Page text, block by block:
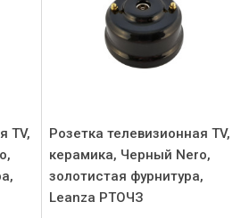
TV,
Розетка телевизионная TV,
керамика, Черный Nero,
золотистая фурнитура,
Leanza РТОЧЗ